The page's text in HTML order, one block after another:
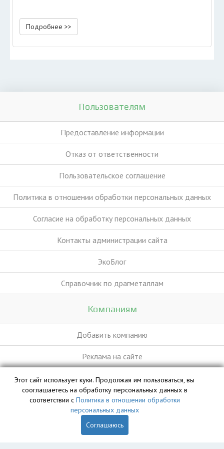
Подробнее >>
Пользователям
Предоставление информации
Отказ от ответственности
Пользовательское соглашение
Политика в отношении обработки персональных данных
Согласие на обработку персональных данных
Контакты администрации сайта
ЭкоБлог
Справочник по драгметаллам
Компаниям
Добавить компанию
Реклама на сайте
База данных сайта vyvoz.org является интеллектуальной
собственностью ООО «Профит» и охраняется законом.
Этот сайт использует куки. Продолжая им пользоваться, вы
сооглашаетесь на обработку персональных данных в
соответствии с Политика в отношении обработки
персональных данных
Соглашаюсь